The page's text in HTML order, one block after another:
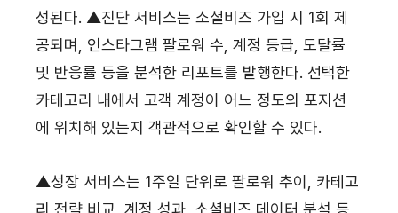
성된다. ▲진단 서비스는 소셜비즈 가입 시 1회 제
공되며, 인스타그램 팔로워 수, 계정 등급, 도달률
및 반응률 등을 분석한 리포트를 발행한다. 선택한
카테고리 내에서 고객 계정이 어느 정도의 포지션
에 위치해 있는지 객관적으로 확인할 수 있다.
▲성장 서비스는 1주일 단위로 팔로워 추이, 카테고
리 전략 비교, 계정 성과, 소셜비즈 데이터 분석 등